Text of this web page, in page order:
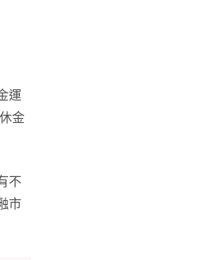
運
金
不
市